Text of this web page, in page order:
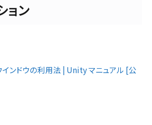
ョン
ンドウの利用法 | Unity マニュアル [公